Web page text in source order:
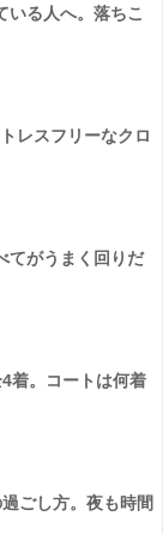
る人へ。落ちこ
レスフリーなクロ
てがうまく回りだ
着。コートは何着
ごし方。夜も時間